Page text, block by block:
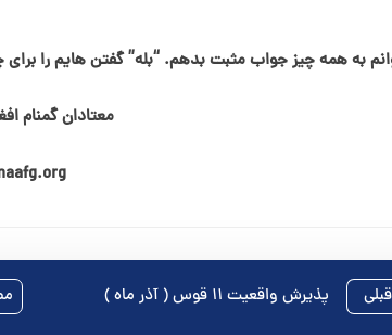
به همه چیز جواب مثبت بدهم. “بله” گفتن هایم را برای
معتادان گمنام
پذيرش واقعیت ۱۱ قوس ( آذر ماه )